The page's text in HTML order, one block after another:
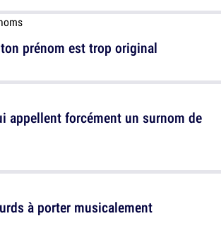
appellent forcément un surnom de
prénom est trop original
à porter musicalement